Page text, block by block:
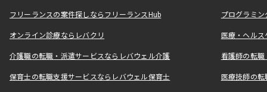
フリーランスの案件探しならフリーランスHub プログラミ
オンライン診療ならレバクリ 医療・ヘル
介護職の転職・派遣サービスならレバウェル介護 看護師の転
保育士の転職支援サービスならレバウェル保育士 医療技師の